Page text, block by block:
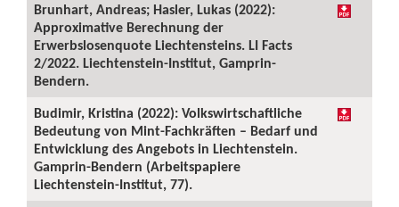
Brunhart, Andreas; Hasler, Lukas (2022):
Approximative Berechnung der
Erwerbslosenquote Liechtensteins. LI Facts
2/2022. Liechtenstein-Institut, Gamprin-
Bendern.
Budimir, Kristina (2022): Volkswirtschaftliche
Bedeutung von Mint-Fachkräften – Bedarf und
Entwicklung des Angebots in Liechtenstein.
Gamprin-Bendern (Arbeitspapiere
Liechtenstein-Institut, 77).